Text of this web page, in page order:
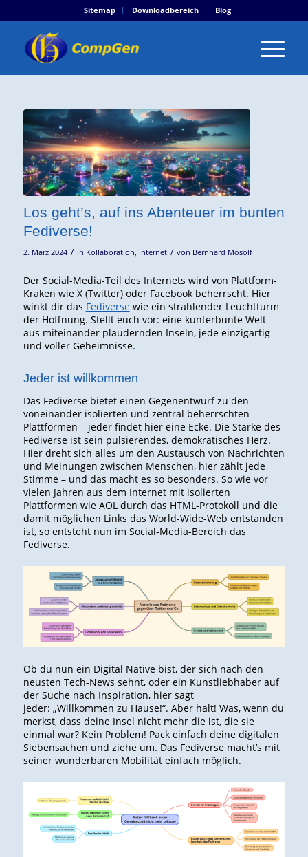
Sitemap Downloadbereich Blog
Los geht’s, auf ins Abenteuer im bunten
Fediverse!
2. März 2024 / in Kollaboration Internet / von Bernhard Mosolf
Der Social-Media-Teil des Internets wird von Plattform-
Kraken wie X (Twitter) oder Facebook beherrscht. Hier
winkt dir das Fediverse wie ein strahlender Leuchtturm
der Hoffnung. Stellt euch vor: eine kunterbunte Welt
aus miteinander plaudernden Inseln, jede einzigartig
und voller Geheimnisse.
Jeder ist willkommen
Das Fediverse bietet einen Gegenentwurf zu den
voneinander isolierten und zentral beherrschten
Plattformen – jeder findet hier eine Ecke. Die Stärke des
Fediverse ist sein pulsierendes, demokratisches Herz.
Hier dreht sich alles um den Austausch von Nachrichten
und Meinungen zwischen Menschen, hier zählt jede
Stimme – und das macht es so besonders. So wie vor
vielen Jahren aus dem Internet mit isolierten
Plattformen wie AOL durch das HTML-Protokoll und die
damit möglichen Links das World-Wide-Web entstanden
ist, so entsteht nun im Social-Media-Bereich das
Fediverse.
Ob du nun ein Digital Native bist, der sich nach den
neusten Tech-News sehnt, oder ein Kunstliebhaber auf
der Suche nach Inspiration, hier sagt
jeder: „Willkommen zu Hause!“. Aber halt! Was, wenn du
merkst, dass deine Insel nicht mehr die ist, die sie
einmal war? Kein Problem! Pack einfach deine digitalen
Siebensachen und ziehe um. Das Fediverse macht’s mit
seiner wunderbaren Mobilität einfach möglich.